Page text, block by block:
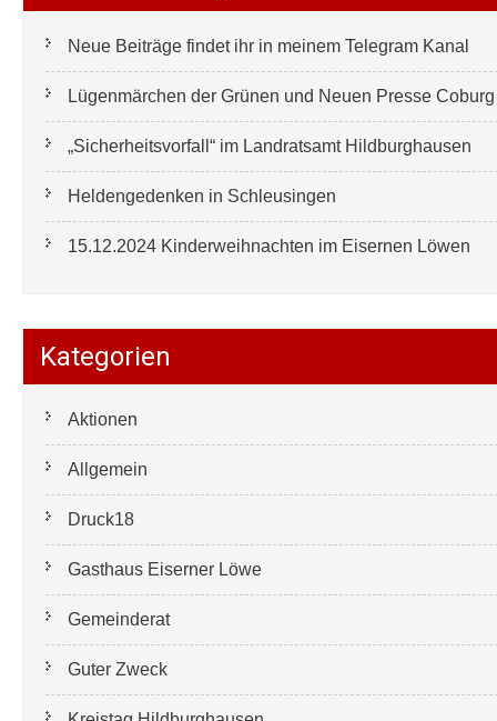
Neue Beiträge findet ihr in meinem Telegram Kanal
Lügenmärchen der Grünen und Neuen Presse
„Sicherheitsvorfall“ im Landratsamt Hildburghausen
Heldengedenken in Schleusingen
15.12.2024 Kinderweihnachten im Eisernen Löwen
Kategorien
Aktionen
Allgemein
Druck18
Gasthaus Eiserner Löwe
Gemeinderat
Guter Zweck